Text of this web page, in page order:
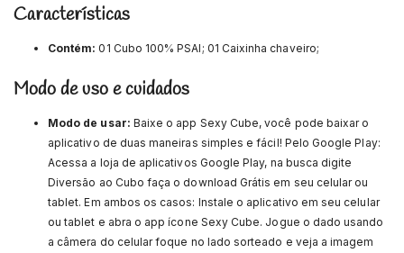
Características
Contém: 01 Cubo 100% PSAI; 01 Caixinha chaveiro;
Modo de uso e cuidados
Modo de usar: Baixe o app Sexy Cube, você pode baixar o
aplicativo de duas maneiras simples e fácil! Pelo Google Play:
Acessa a loja de aplicativos Google Play, na busca digite
Diversão ao Cubo faça o download Grátis em seu celular ou
tablet. Em ambos os casos: Instale o aplicativo em seu celular
ou tablet e abra o app ícone Sexy Cube. Jogue o dado usando
a câmera do celular foque no lado sorteado e veja a imagem